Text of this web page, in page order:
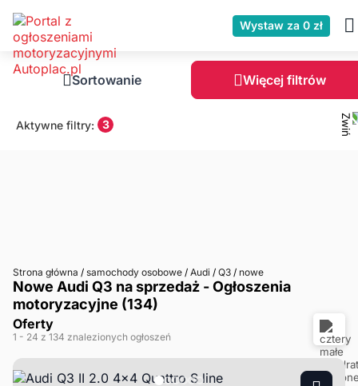
Wystaw za 0 zł
Sortowanie Więcej filtrów
Aktywne filtry: 3
Strona główna / samochody osobowe / Audi / Q3 / nowe
Nowe Audi Q3 na sprzedaż - Ogłoszenia
motoryzacyjne (134)
Oferty
1 - 24 z 134 znalezionych ogłoszeń